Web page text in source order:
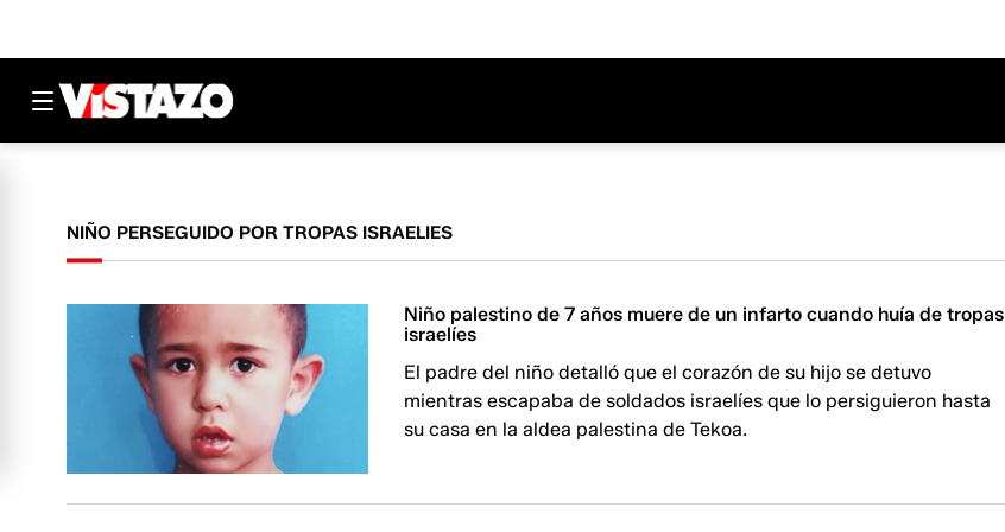
NIÑO PERSEGUIDO POR TROPAS ISRAELIES
Niño palestino de 7 años muere de un infarto cuando huía de tropas
israelíes
El padre del niño detalló que el corazón de su hijo se detuvo
mientras escapaba de soldados israelíes que lo persiguieron hasta
su casa en la aldea palestina de Tekoa.